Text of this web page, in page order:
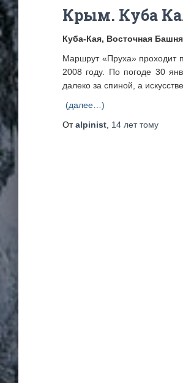
Крым. Куба
Куба-Кая, Восточная
Маршрут «Пруха»
2008 году. По погоде 30
далеко за спиной, а
(далее…)
Отalpinist 14 леттому